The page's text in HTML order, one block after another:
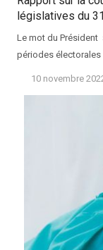
législatives du
Le mot du Président
périodes électorales
10 novembre